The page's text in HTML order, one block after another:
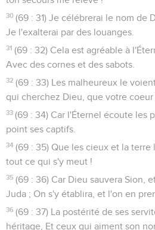
30 (69 : 31) Je célébrerai le nom de
Je l'exalterai par des louanges.
31 (69 : 32) Cela est agréable à
Avec des cornes et des sabots.
32 (69 : 33) Les malheureux le
qui cherchez Dieu, que votre coeur
33 (69 : 34) Car l'Éternel écoute les
point ses captifs.
34 (69 : 35) Que les cieux et la
tout ce qui s'y meut !
35 (69 : 36) Car Dieu sauvera Sion,
Juda ; On s'y établira, et l'on en
36 (69 : 37) La postérité de ses
héritage, Et ceux qui aiment son